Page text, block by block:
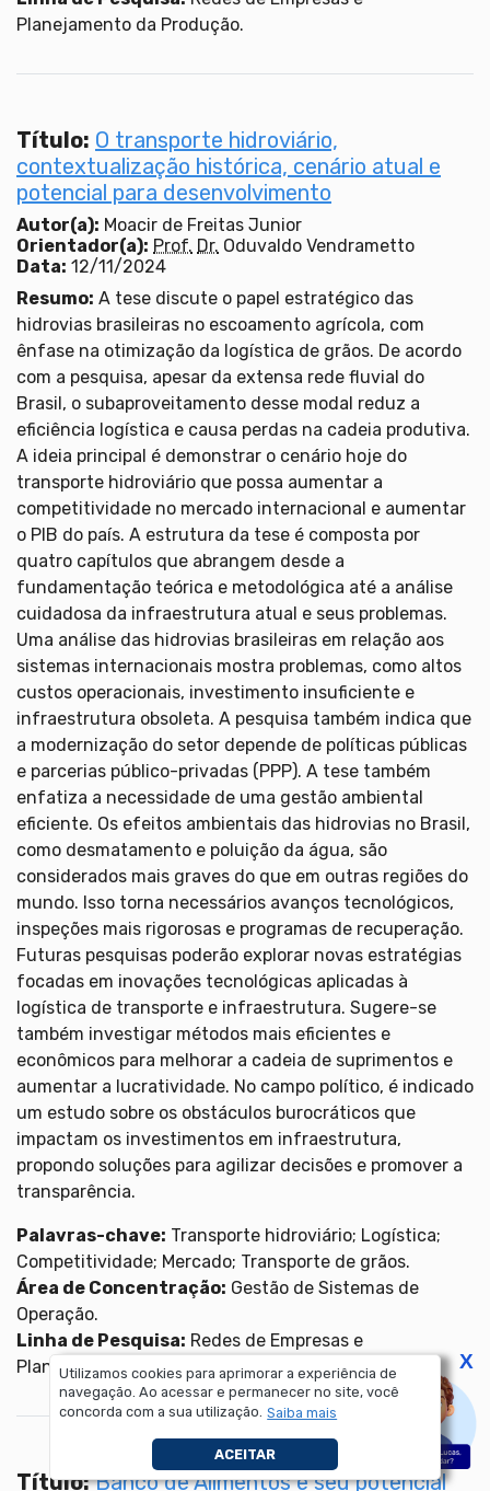
Utilizamos cookies para aprimorar a experiência de
navegação. Ao acessar e permanecer no site, você
concorda com a sua utilização. Saiba mais
ACEITAR
Planejamento da Produção.
Título: O transporte hidroviário,
contextualização histórica, cenário atual e
potencial para desenvolvimento
Autor(a): Moacir de Freitas Junior
Orientador(a): Prof. Dr. Oduvaldo Vendrametto
Data: 12/11/2024
Resumo: A tese discute o papel estratégico das
hidrovias brasileiras no escoamento agrícola, com
ênfase na otimização da logística de grãos. De acordo
com a pesquisa, apesar da extensa rede fluvial do
Brasil, o subaproveitamento desse modal reduz a
eficiência logística e causa perdas na cadeia produtiva.
A ideia principal é demonstrar o cenário hoje do
transporte hidroviário que possa aumentar a
competitividade no mercado internacional e aumentar
o PIB do país. A estrutura da tese é composta por
quatro capítulos que abrangem desde a
fundamentação teórica e metodológica até a análise
cuidadosa da infraestrutura atual e seus problemas.
Uma análise das hidrovias brasileiras em relação aos
sistemas internacionais mostra problemas, como altos
custos operacionais, investimento insuficiente e
infraestrutura obsoleta. A pesquisa também indica que
a modernização do setor depende de políticas públicas
e parcerias público-privadas (PPP). A tese também
enfatiza a necessidade de uma gestão ambiental
eficiente. Os efeitos ambientais das hidrovias no Brasil,
como desmatamento e poluição da água, são
considerados mais graves do que em outras regiões do
mundo. Isso torna necessários avanços tecnológicos,
inspeções mais rigorosas e programas de recuperação.
Futuras pesquisas poderão explorar novas estratégias
focadas em inovações tecnológicas aplicadas à
logística de transporte e infraestrutura. Sugere-se
também investigar métodos mais eficientes e
econômicos para melhorar a cadeia de suprimentos e
aumentar a lucratividade. No campo político, é indicado
um estudo sobre os obstáculos burocráticos que
impactam os investimentos em infraestrutura,
propondo soluções para agilizar decisões e promover a
transparência.
Palavras-chave: Transporte hidroviário; Logística;
Competitividade; Mercado; Transporte de grãos.
Área de Concentração: Gestão de Sistemas de
Operação.
Linha de Pesquisa: Redes de Empresas e
Planejamento da Produção.
Título: Banco de Alimentos e seu potencial
X